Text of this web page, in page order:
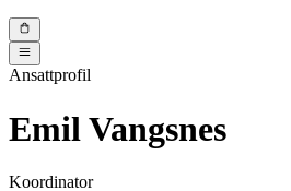
Ansattprofil
Emil Vangsnes
Koordinator